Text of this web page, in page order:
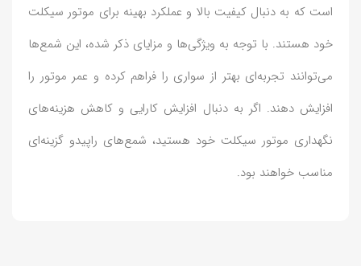
است که به دنبال کیفیت بالا و عملکرد بهینه برای موتور سیکلت
خود هستند. با توجه به ویژگی‌ها و مزایای ذکر شده، این شمع‌ها
می‌توانند تجربه‌ای بهتر از سواری را فراهم کرده و عمر موتور را
افزایش دهند. اگر به دنبال افزایش کارایی و کاهش هزینه‌های
نگهداری موتور سیکلت خود هستید، شمع‌های راپیدو گزینه‌ای
مناسب خواهند بود.